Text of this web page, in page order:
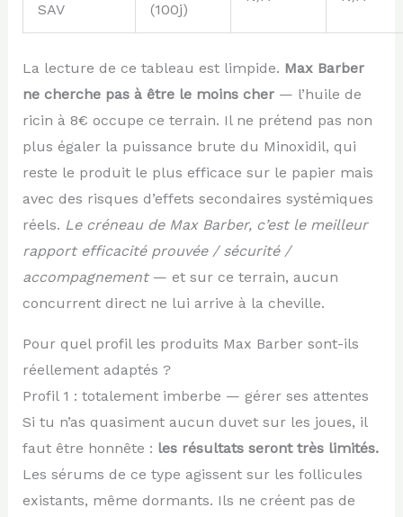
SAV
(100j)
La lecture de ce tableau est limpide. Max Barber
ne cherche pas à être le moins cher— l’huile de
ricin à 8€ occupe ce terrain. Il ne prétend pas non
plus égaler la puissance brute du Minoxidil, qui
reste le produit le plus efficace sur le papier mais
avec des risques d’effets secondaires systémiques
réels. Le créneau de Max Barber, c’est le meilleur
rapport efficacité prouvée / sécurité /
accompagnement— et sur ce terrain, aucun
concurrent direct ne lui arrive à la cheville.
Pour quel profil les produits Max Barber sont-ils
réellement adaptés ?
Profil 1 : totalement imberbe — gérer ses attentes
Si tu n’as quasiment aucun duvet sur les joues, il
faut être honnête : les résultats seront très limités.
Les sérums de ce type agissent sur les follicules
existants, même dormants. Ils ne créent pas de